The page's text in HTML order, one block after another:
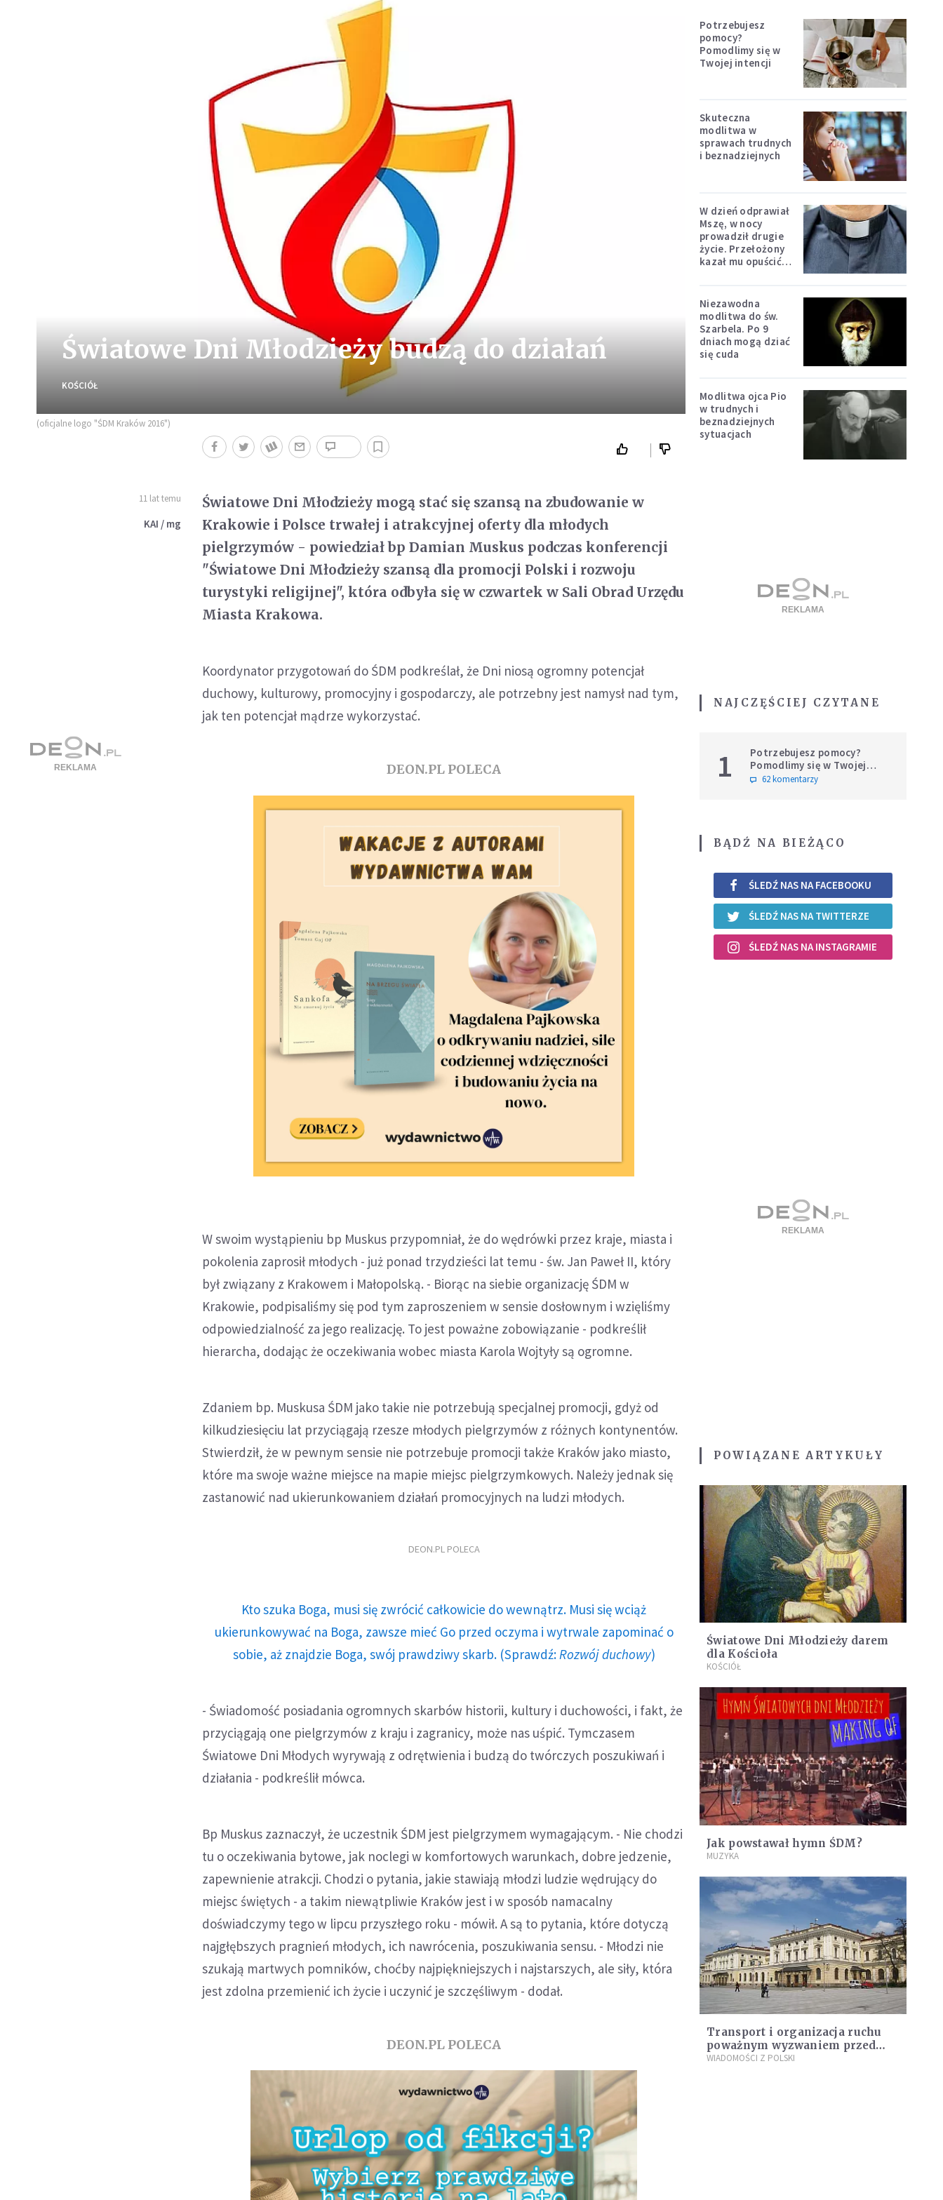
Światowe Dni Młodzieży budzą do działań
KOŚCIÓŁ
(oficjalne logo "ŚDM Kraków 2016")
11 lat temu
KAI / mg
Światowe Dni Młodzieży mogą stać się szansą na zbudowanie w
Krakowie i Polsce trwałej i atrakcyjnej oferty dla młodych
pielgrzymów - powiedział bp Damian Muskus podczas konferencji
"Światowe Dni Młodzieży szansą dla promocji Polski i rozwoju
turystyki religijnej", która odbyła się w czwartek w Sali Obrad Urzędu
Miasta Krakowa.
Koordynator przygotowań do ŚDM podkreślał, że Dni niosą ogromny potencjał
duchowy, kulturowy, promocyjny i gospodarczy, ale potrzebny jest namysł nad tym,
jak ten potencjał mądrze wykorzystać.
DEON.PL POLECA
W swoim wystąpieniu bp Muskus przypomniał, że do wędrówki przez kraje, miasta i
pokolenia zaprosił młodych - już ponad trzydzieści lat temu - św. Jan Paweł II, który
był związany z Krakowem i Małopolską. - Biorąc na siebie organizację ŚDM w
Krakowie, podpisaliśmy się pod tym zaproszeniem w sensie dosłownym i wzięliśmy
odpowiedzialność za jego realizację. To jest poważne zobowiązanie - podkreślił
hierarcha, dodając że oczekiwania wobec miasta Karola Wojtyły są ogromne.
Zdaniem bp. Muskusa ŚDM jako takie nie potrzebują specjalnej promocji, gdyż od
kilkudziesięciu lat przyciągają rzesze młodych pielgrzymów z różnych kontynentów.
Stwierdził, że w pewnym sensie nie potrzebuje promocji także Kraków jako miasto,
które ma swoje ważne miejsce na mapie miejsc pielgrzymkowych. Należy jednak się
zastanowić nad ukierunkowaniem działań promocyjnych na ludzi młodych.
DEON.PL POLECA
Kto szuka Boga, musi się zwrócić całkowicie do wewnątrz. Musi się wciąż
ukierunkowywać na Boga, zawsze mieć Go przed oczyma i wytrwale zapominać o
sobie, aż znajdzie Boga, swój prawdziwy skarb. (Sprawdź: Rozwój duchowy)
- Świadomość posiadania ogromnych skarbów historii, kultury i duchowości, i fakt, że
przyciągają one pielgrzymów z kraju i zagranicy, może nas uśpić. Tymczasem
Światowe Dni Młodych wyrywają z odrętwienia i budzą do twórczych poszukiwań i
działania - podkreślił mówca.
Bp Muskus zaznaczył, że uczestnik ŚDM jest pielgrzymem wymagającym. - Nie chodzi
tu o oczekiwania bytowe, jak noclegi w komfortowych warunkach, dobre jedzenie,
zapewnienie atrakcji. Chodzi o pytania, jakie stawiają młodzi ludzie wędrujący do
miejsc świętych - a takim niewątpliwie Kraków jest i w sposób namacalny
doświadczymy tego w lipcu przyszłego roku - mówił. A są to pytania, które dotyczą
najgłębszych pragnień młodych, ich nawrócenia, poszukiwania sensu. - Młodzi nie
szukają martwych pomników, choćby najpiękniejszych i najstarszych, ale siły, która
jest zdolna przemienić ich życie i uczynić je szczęśliwym - dodał.
DEON.PL POLECA
Potrzebujesz
pomocy?
Pomodlimy się w
Twojej intencji
Skuteczna
modlitwa w
sprawach trudnych
i beznadziejnych
W dzień odprawiał
Mszę, w nocy
prowadził drugie
życie. Przełożony
kazał mu opuścić
Niezawodna
modlitwa do św.
Szarbela. Po 9
dniach mogą dziać
się cuda
Modlitwa ojca Pio
w trudnych i
beznadziejnych
sytuacjach
NAJCZĘŚCIEJ CZYTANE
1
Potrzebujesz pomocy?
Pomodlimy się w Twojej
intencji
62 komentarzy
BĄDŹ NA BIEŻĄCO
ŚLEDŹ NAS NA FACEBOOKU
ŚLEDŹ NAS NA TWITTERZE
ŚLEDŹ NAS NA INSTAGRAMIE
POWIĄZANE ARTYKUŁY
Światowe Dni Młodzieży darem
dla Kościoła
KOŚCIÓŁ
Jak powstawał hymn ŚDM?
MUZYKA
Transport i organizacja ruchu
poważnym wyzwaniem przed
ŚDM 2016
WIADOMOŚCI Z POLSKI